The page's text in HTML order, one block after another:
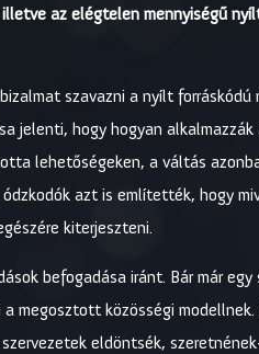
az elégtelen mennyiségű
szavazni a nyílt
hogy hogyan
lehetőségeken, a váltás
azt is említették, hogy
kiterjeszteni.
befogadása iránt. Bár már
megosztott közösségi
eldöntsék,